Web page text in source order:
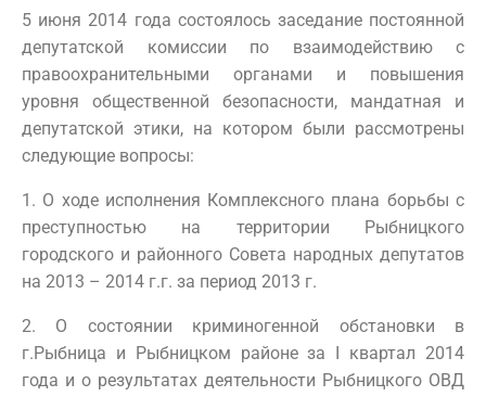
5 июня 2014 года состоялось заседание постоянной
депутатской комиссии по взаимодействию с
правоохранительными органами и повышения
уровня общественной безопасности, мандатная и
депутатской этики, на котором были рассмотрены
следующие вопросы:
1. О ходе исполнения Комплексного плана борьбы с
преступностью на территории Рыбницкого
городского и районного Совета народных депутатов
на 2013 – 2014 г.г. за период 2013 г.
2. О состоянии криминогенной обстановки в
г.Рыбница и Рыбницком районе за I квартал 2014
года и о результатах деятельности Рыбницкого ОВД